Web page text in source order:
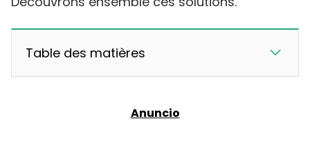
Table des matières